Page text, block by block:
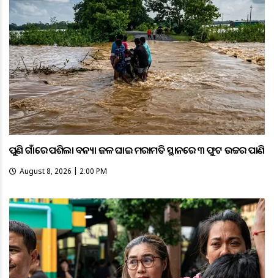
ପୁଣି ଗାଁରେ ପଶିଲା ବନ୍ୟା ଜଳ ଘାଇ ମରାମତି ସ୍ଥାନରେ ୩ ଫୁଟ ଉଚ୍ଚର ପାଣି
August 8, 2026 | 2:00 PM